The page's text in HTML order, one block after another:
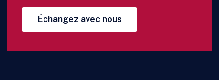
Échangez avec nous